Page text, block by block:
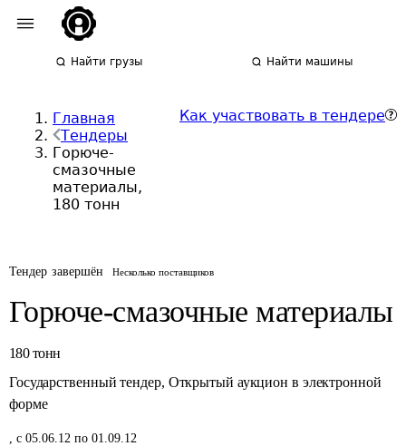
Найти грузы Найти машины
Главная
Тендеры
Горюче-
смазочные
материалы,
180 тонн
Как участвовать в тендере
Тендер завершён Несколько поставщиков
Горюче-смазочные материалы
180 тонн
Государственный тендер, Открытый аукцион в электронной
форме
, с 05.06.12 по 01.09.12